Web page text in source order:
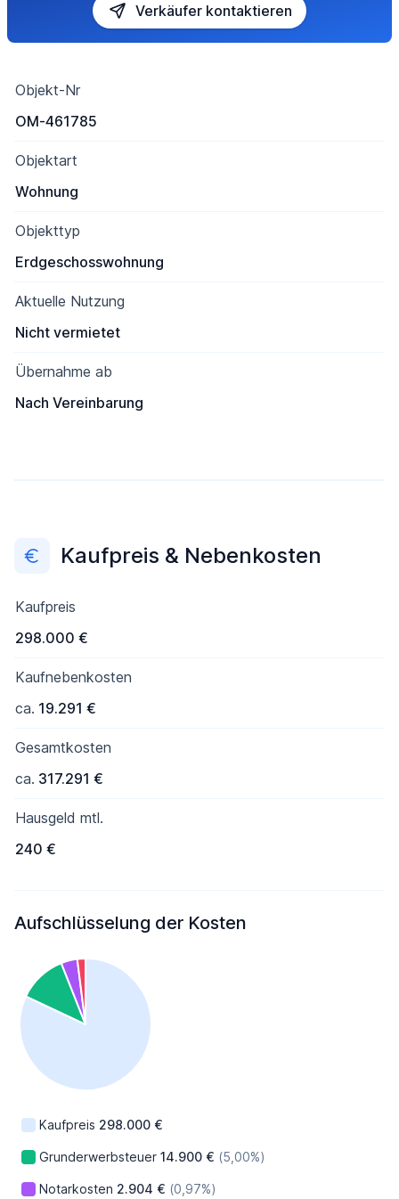
Verkäufer kontaktieren
Objekt-Nr
OM-461785
Objektart
Wohnung
Objekttyp
Erdgeschosswohnung
Aktuelle Nutzung
Nicht vermietet
Übernahme ab
Nach Vereinbarung
Kaufpreis & Nebenkosten
Kaufpreis
298.000 €
Kaufnebenkosten
ca. 19.291 €
Gesamtkosten
ca. 317.291 €
Hausgeld mtl.
240 €
Aufschlüsselung der Kosten
Kaufpreis 298.000 €
Grunderwerbsteuer 14.900 € (5,00%)
Notarkosten 2.904 € (0,97%)